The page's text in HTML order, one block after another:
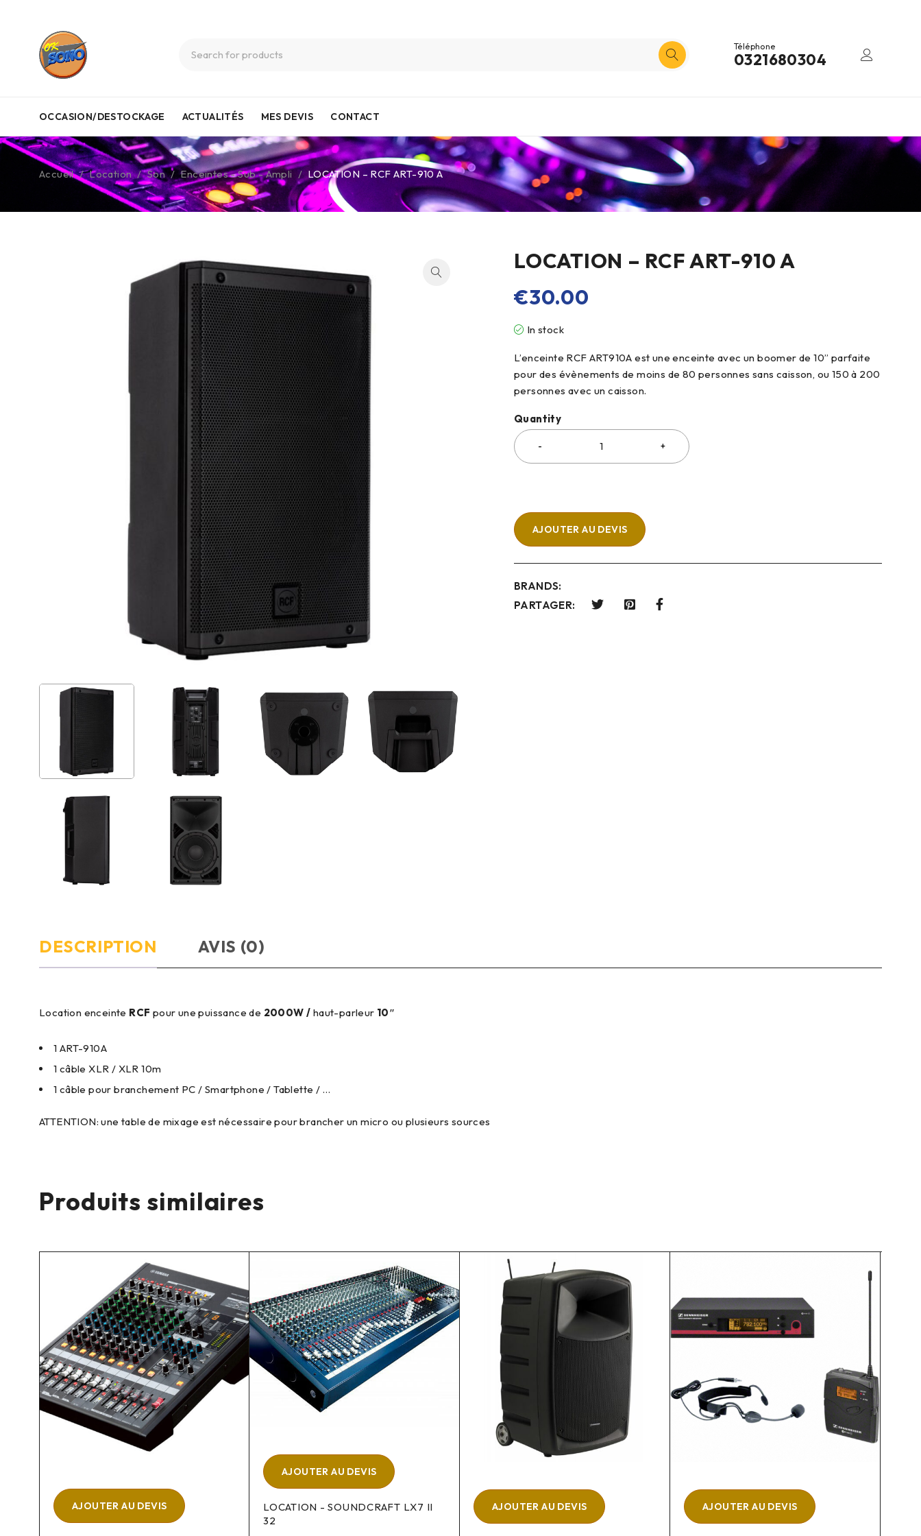
Téléphone
0321680304
OCCASION/DESTOCKAGE ACTUALITÉS MES DEVIS CONTACT
Accueil / Location / Son / Enceintes - Sub - Ampli / LOCATION – RCF ART-910 A
LOCATION – RCF ART-910 A
€30.00
In stock
L’enceinte RCF ART910A est une enceinte avec un boomer de 10” parfaite
pour des évènements de moins de 80 personnes sans caisson, ou 150 à 200
personnes avec un caisson.
Quantity
AJOUTER AU DEVIS
BRANDS:
PARTAGER:
DESCRIPTION AVIS (0)
Location enceinte RCF pour une puissance de 2000W / haut-parleur 10″
1 ART-910A
1 câble XLR / XLR 10m
1 câble pour branchement PC / Smartphone / Tablette / …
ATTENTION: une table de mixage est nécessaire pour brancher un micro ou plusieurs sources
Produits similaires
AJOUTER AU DEVIS
AJOUTER AU DEVIS
LOCATION - SOUNDCRAFT LX7 II
32
AJOUTER AU DEVIS AJOUTER AU DEVIS